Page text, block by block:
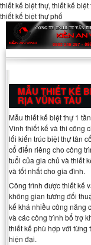
thiết kế biệt thự, thiết kế
thiết kế biệt thự phố
MẪU THIẾT KẾ
RỊA VŨNG TÀU
Mẫu thiết kế biệt thự 1
Vinh thiết kế và thi công
lối kiến trúc biệt thự tân
cổ điển riêng cho công
tuổi của gia chủ và thiết
và tốt nhất cho gia đình.
Công trình được thiết kế
không gian tương đối
kế khá nhiều công năng
và các công trình bổ trợ
thiết kế phù hợp với từng
hiện đại.